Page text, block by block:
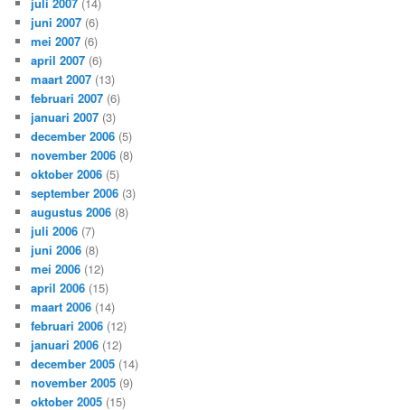
juni 2007 (6)
mei 2007 (6)
april 2007 (6)
maart 2007 (13)
februari 2007 (6)
januari 2007 (3)
december 2006 (5)
november 2006 (8)
oktober 2006 (5)
september 2006 (3)
augustus 2006 (8)
juli 2006 (7)
juni 2006 (8)
mei 2006 (12)
april 2006 (15)
maart 2006 (14)
februari 2006 (12)
januari 2006 (12)
december 2005 (14)
november 2005 (9)
oktober 2005 (15)